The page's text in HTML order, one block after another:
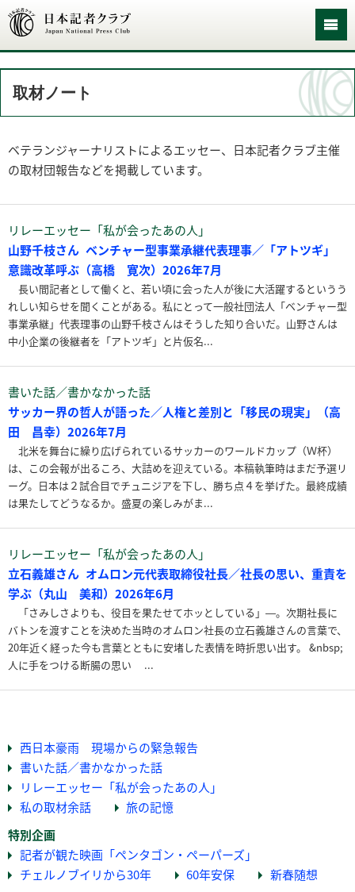
取材ノート
ベテランジャーナリストによるエッセー、日本記者クラブ主催
の取材団報告などを掲載しています。
リレーエッセー「私が会ったあの人」
山野千枝さん ベンチャー型事業承継代表理事／「アトツギ」
意識改革呼ぶ（高橋 寛次）2026年7月
長い間記者として働くと、若い頃に会った人が後に大活躍するというう
れしい知らせを聞くことがある。私にとって一般社団法人「ベンチャー型
事業承継」代表理事の山野千枝さんはそうした知り合いだ。山野さんは
中小企業の後継者を「アトツギ」と片仮名...
書いた話／書かなかった話
サッカー界の哲人が語った／人権と差別と「移民の現実」（高
田 昌幸）2026年7月
北米を舞台に繰り広げられているサッカーのワールドカップ（Ｗ杯）
は、この会報が出るころ、大詰めを迎えている。本稿執筆時はまだ予選リ
ーグ。日本は２試合目でチュニジアを下し、勝ち点４を挙げた。最終成績
は果たしてどうなるか。盛夏の楽しみがま...
リレーエッセー「私が会ったあの人」
立石義雄さん オムロン元代表取締役社長／社長の思い、重責を
学ぶ（丸山 美和）2026年6月
「さみしさよりも、役目を果たせてホッとしている」―。次期社長に
バトンを渡すことを決めた当時のオムロン社長の立石義雄さんの言葉で、
20年近く経った今も言葉とともに安堵した表情を時折思い出す。 &nbsp;
人に手をつける断腸の思い ...
西日本豪雨 現場からの緊急報告
書いた話／書かなかった話
リレーエッセー「私が会ったあの人」
私の取材余話
旅の記憶
特別企画
記者が観た映画「ペンタゴン・ペーパーズ」
チェルノブイリから30年
60年安保
新春随想